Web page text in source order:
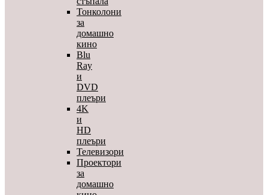
Тонколони
за
домашно
кино
Blu
Ray
и
DVD
плеъри
4K
и
HD
плеъри
Телевизори
Проектори
за
домашно